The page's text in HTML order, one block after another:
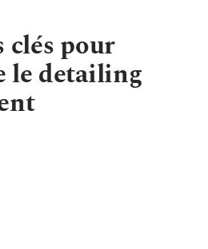
clés pour
le detailing